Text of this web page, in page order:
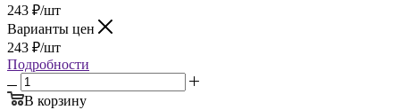
243 ₽/шт
Варианты цен
243 ₽/шт
Подробности
В корзину